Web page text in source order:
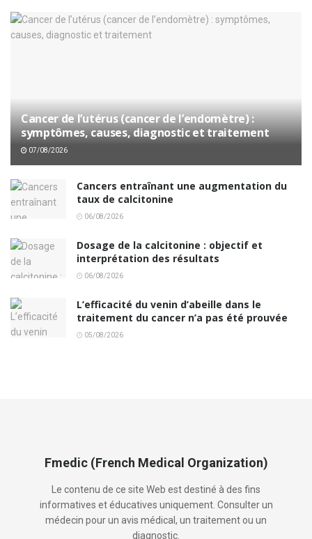
Cancer de l’utérus (cancer de l’endomètre) :
symptômes, causes, diagnostic et traitement
07/08/2026
Cancers entraînant une augmentation du
taux de calcitonine
06/08/2026
Dosage de la calcitonine : objectif et
interprétation des résultats
06/08/2026
L’efficacité du venin d’abeille dans le
traitement du cancer n’a pas été prouvée
05/08/2026
Fmedic (French Medical Organization)
Le contenu de ce site Web est destiné à des fins
informatives et éducatives uniquement. Consulter un
médecin pour un avis médical, un traitement ou un
diagnostic.